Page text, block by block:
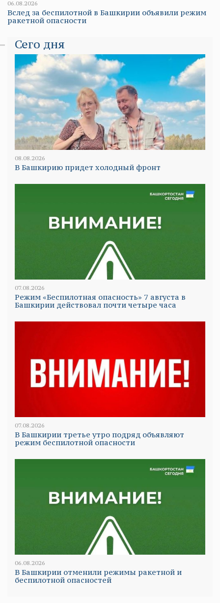
06.08.2026
Вслед за беспилотной в Башкирии объявили режим
ракетной опасности
Сего дня
08.08.2026
В Башкирию придет холодный фронт
07.08.2026
Режим «Беспилотная опасность» 7 августа в
Башкирии действовал почти четыре часа
07.08.2026
В Башкирии третье утро подряд объявляют
режим беспилотной опасности
06.08.2026
В Башкирии отменили режимы ракетной и
беспилотной опасностей